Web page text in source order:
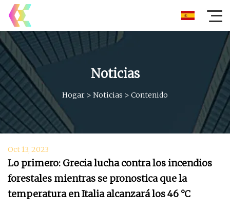
Noticias
Hogar > Noticias > Contenido
Oct 13, 2023
Lo primero: Grecia lucha contra los incendios
forestales mientras se pronostica que la
temperatura en Italia alcanzará los 46 °C